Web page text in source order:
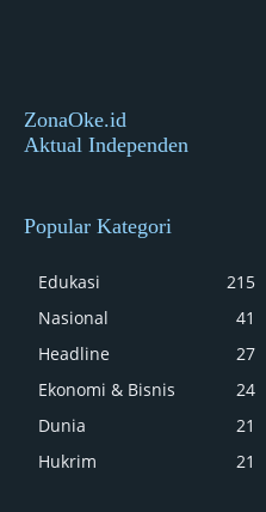
ZonaOke.id
Aktual Independen
Popular Kategori
Edukasi
215
Nasional
41
Headline
27
Ekonomi & Bisnis
24
Dunia
21
Hukrim
21